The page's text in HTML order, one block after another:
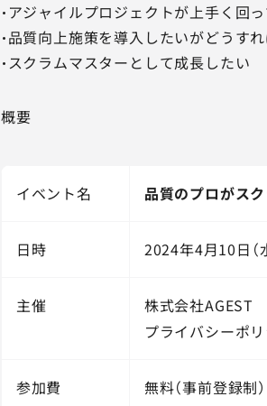
・アジャイルプロジェクトが上手く回
・品質向上施策を導入したいがどうす
・スクラムマスターとして成長したい
概要
イベント名 品質のプロがス
日時 2024年4月10日（
主催
株式会社AGEST
プライバシーポ
参加費 無料（事前登録制）